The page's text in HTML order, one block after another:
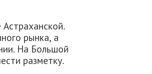
рынка, а
На Большой
разметку.